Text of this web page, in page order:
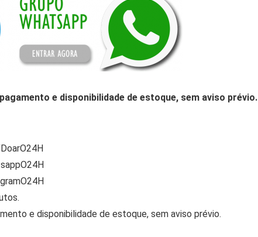
e disponibilidade de estoque, sem aviso prévio.
e disponibilidade de estoque, sem aviso prévio.